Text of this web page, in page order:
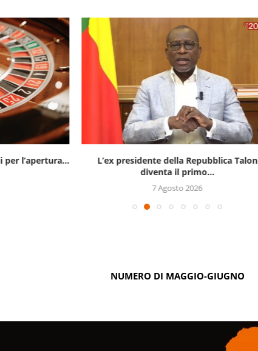
per l’apertura...
L’ex presidente della Repubblica Talon
diventa il primo...
7 Agosto 2026
NUMERO DI MAGGIO-GIUGNO